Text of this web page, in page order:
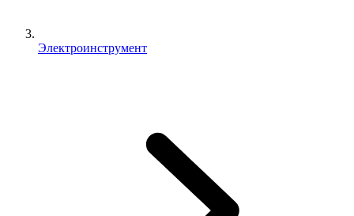
Электроинструмент